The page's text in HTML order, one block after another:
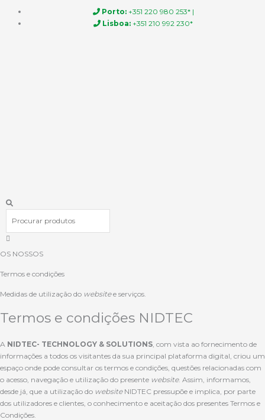
Porto:+351 220 980 253* |
Lisboa: +351 210 992 230*
Procurar
OS NOSSOS
Termos e condições
Medidas de utilização do websitee serviços.
Termos e condições NIDTEC
A NIDTEC- TECHNOLOGY & SOLUTIONS, com vista ao fornecimento de
informações a todos os visitantes da sua principal plataforma digital, criou um
espaço onde pode consultar os termos e condições, questões relacionadas com
o acesso, navegação e utilização do presente website. Assim, informamos,
desde já, que a utilização do websiteNIDTEC pressupõe e implica, por parte
dos utilizadores e clientes, o conhecimento e aceitação dos presentes Termos e
Condições.